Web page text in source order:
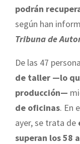
podrán
según han
Tribuna de
De las 47
de taller —lo
producción—
de oficinas. En
ayer, se trata de
superan los 58